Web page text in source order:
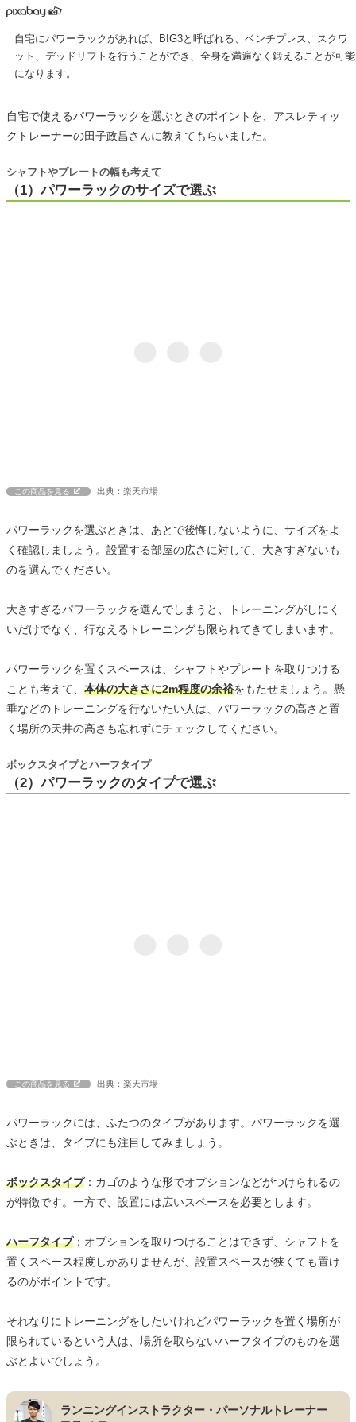
自宅にパワーラックがあれば、BIG3と呼ばれる、ベンチプレス、スクワ
ット、デッドリフトを行うことができ、全身を満遍なく鍛えることが可能
になります。
自宅で使えるパワーラックを選ぶときのポイントを、アスレティッ
クトレーナーの田子政昌さんに教えてもらいました。
（1）パワーラックのサイズで選ぶ
シャフトやプレートの幅も考えて
この商品を見る 出典：楽天市場
パワーラックを選ぶときは、あとで後悔しないように、サイズをよ
く確認しましょう。設置する部屋の広さに対して、大きすぎないも
のを選んでください。
大きすぎるパワーラックを選んでしまうと、トレーニングがしにく
いだけでなく、行なえるトレーニングも限られてきてしまいます。
パワーラックを置くスペースは、シャフトやプレートを取りつける
ことも考えて、 本体の大きさに2m程度の余裕をもたせましょう。懸
垂などのトレーニングを行ないたい人は、パワーラックの高さと置
く場所の天井の高さも忘れずにチェックしてください。
（2）パワーラックのタイプで選ぶ
ボックスタイプとハーフタイプ
この商品を見る 出典：楽天市場
パワーラックには、ふたつのタイプがあります。パワーラックを選
ぶときは、タイプにも注目してみましょう。
ボックスタイプ：カゴのような形でオプションなどがつけられるの
が特徴です。一方で、設置には広いスペースを必要とします。
ハーフタイプ：オプションを取りつけることはできず、シャフトを
置くスペース程度しかありませんが、設置スペースが狭くても置け
るのがポイントです。
それなりにトレーニングをしたいけれどパワーラックを置く場所が
限られているという人は、場所を取らないハーフタイプのものを選
ぶとよいでしょう。
ランニングインストラクター・パーソナルトレーナー